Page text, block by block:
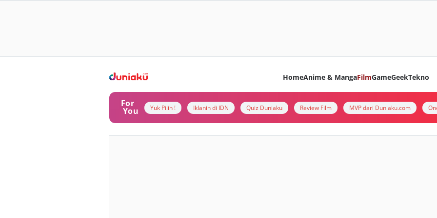
HomeAnime & MangaFilmGameGeekTekno
For
You Yuk Pilih ! Iklanin di IDN Quiz Duniaku Review Film MVP dari Duniaku.com